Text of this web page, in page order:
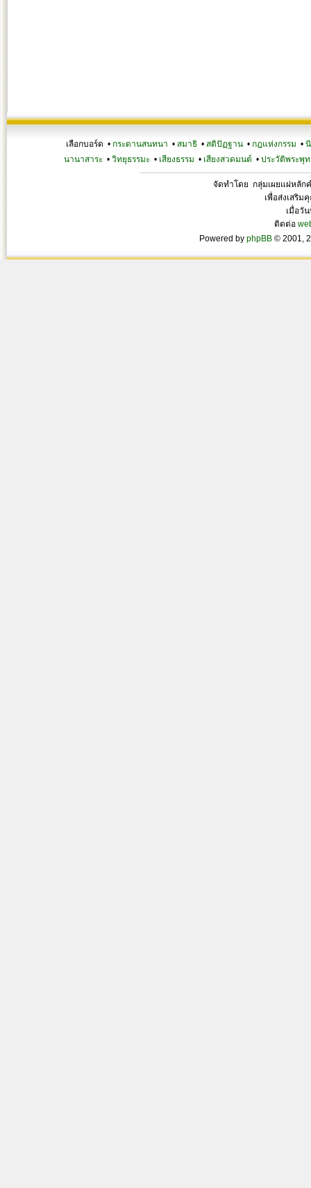
เลือกบอร์ด • กระดานสนทนา • สมาธิ • สติปัฏฐาน • กฎแห่งกรรม •
นานาสาระ• วิทยุธรรมะ• เสียงธรรม • เสียงสวดมนต์ • ประวัติพระพุท
จัดทำโดย กลุ่มเผยแผ่หลัก
เพื่อส่งเสริม
เมื่อวั
ติดต่อ
Powered by phpBB © 2001,